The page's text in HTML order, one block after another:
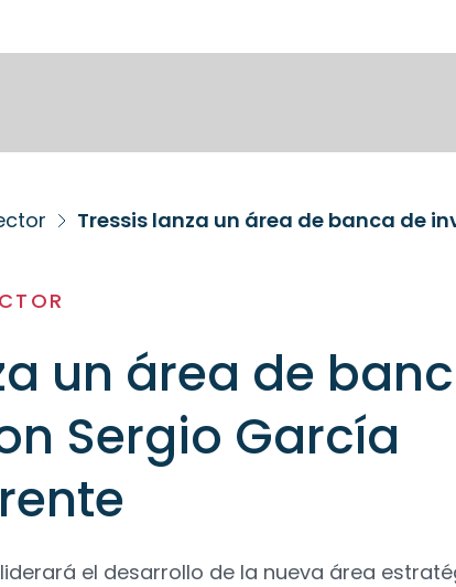
un área de
Sergio García
liderará el desarrollo de la nueva área